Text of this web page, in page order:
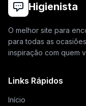
Higienista
O melhor site para
para todas as
inspiração com quem
Links Rápidos
Início